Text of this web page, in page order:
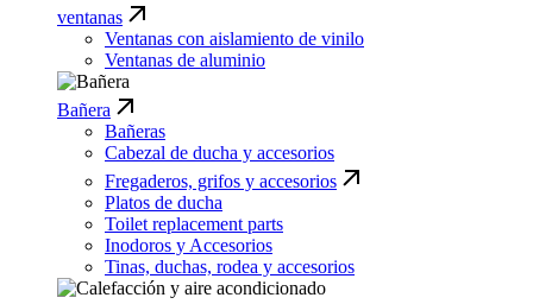
ventanas
Ventanas con aislamiento de vinilo
Ventanas de aluminio
Bañera
Bañeras
Cabezal de ducha y accesorios
Fregaderos, grifos y accesorios
Platos de ducha
Toilet replacement parts
Inodoros y Accesorios
Tinas, duchas, rodea y accesorios